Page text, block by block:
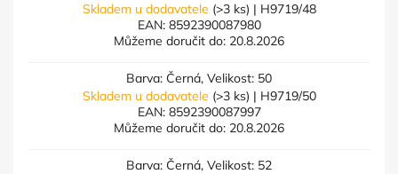
Skladem u dodavatele (>3 ks) | H9719/48
EAN: 8592390087980
Můžeme doručit do: 20.8.2026
Barva: Černá, Velikost: 50
Skladem u dodavatele (>3 ks) | H9719/50
EAN: 8592390087997
Můžeme doručit do: 20.8.2026
Barva: Černá, Velikost: 52